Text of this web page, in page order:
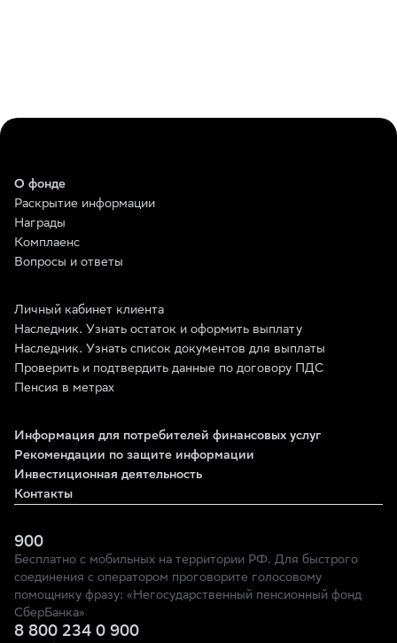
О фонде
Раскрытие информации
Награды
Комплаенс
Вопросы и ответы
Личный кабинет клиента
Наследник. Узнать остаток и оформить выплату
Наследник. Узнать список документов для выплаты
Проверить и подтвердить данные по договору ПДС
Пенсия в метрах
Информация для потребителей финансовых услуг
Рекомендации по защите информации
Инвестиционная деятельность
Контакты
900
Бесплатно с мобильных на территории РФ. Для быстрого
соединения с оператором проговорите голосовому
помощнику фразу: «Негосударственный пенсионный фонд
СберБанка»
8 800 234 0 900